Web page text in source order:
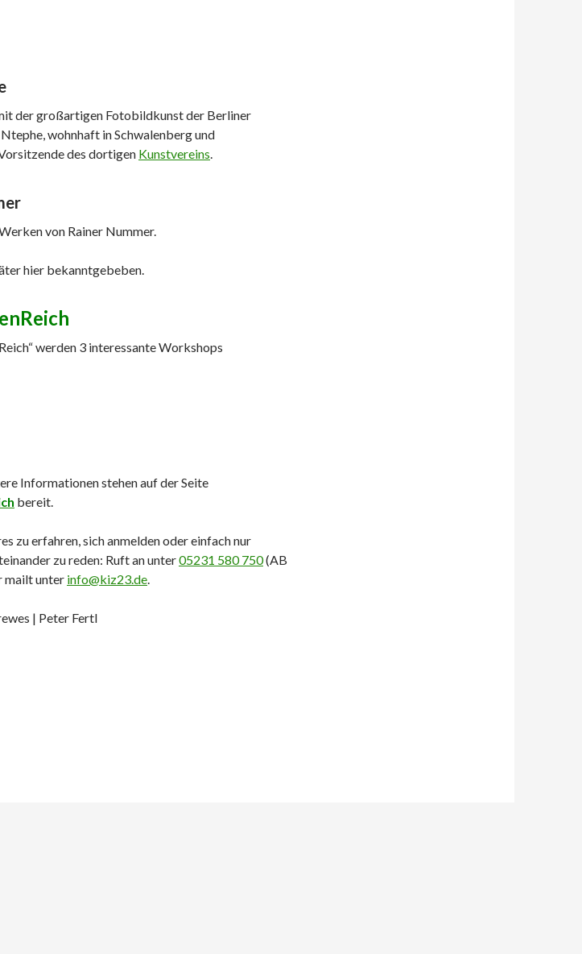
der großartigen Fotobildkunst der Berliner
wohnhaft in Schwalenberg und
des dortigen Kunstvereins.
von Rainer Nummer.
hier bekanntgebeben.
werden 3 interessante Workshops
Informationen stehen auf der Seite
bereit.
zu erfahren, sich anmelden oder einfach nur
zu reden: Ruft an unter05231 580 750(AB
mailt unter info@kiz23.de.
| Peter Fertl